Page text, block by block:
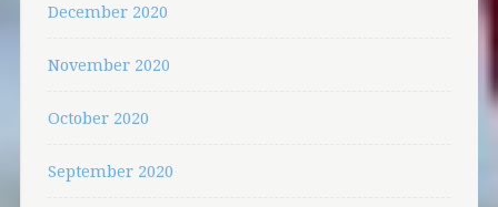
December 2020
November 2020
October 2020
September 2020